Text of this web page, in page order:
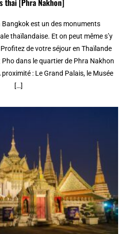
Bangkok est un des monuments
thaïlandaise. Et on peut même s’y
de votre séjour en Thaïlande
Pho dans le quartier de Phra Nakhon
: Le Grand Palais, le Musée
[…]